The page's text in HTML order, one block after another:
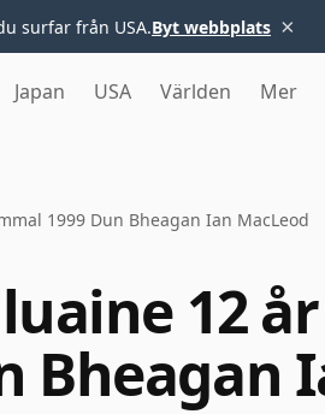
surfar från USA.Byt webbplats ×
Japan USA Världen Mer
1999 Dun Bheagan Ian MacLeod
12
Bheagan